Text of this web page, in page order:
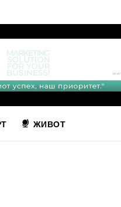
ЖИВОТ